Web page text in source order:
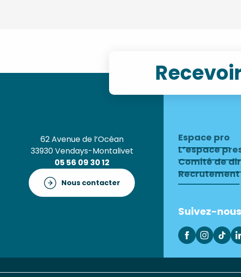
62 Avenue de l’Océan
33930 Vendays-Montalivet
05 56 09 30 12
Nous contacter
Espace pro
L’espace
Comité de
Recrutement
Suivez-nous